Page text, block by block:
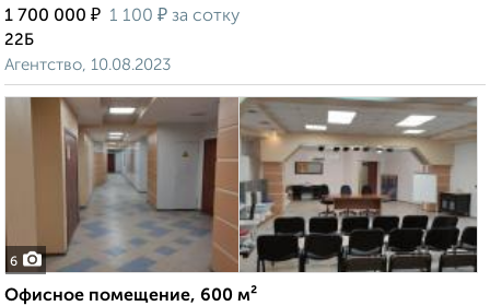
1 700 000 ₽ 1 100 ₽ за сотку
22Б
Агентство, 10.08.2023
6
Офисное помещение, 600 м²